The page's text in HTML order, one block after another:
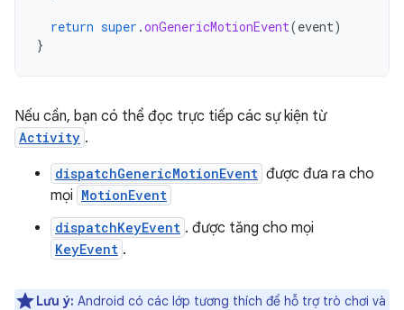
return super .onGenericMotionEvent(event)
}
Nếu cần, bạn có thể đọc trực tiếp các sự kiện từ
Activity .
dispatchGenericMotionEvent được đưa ra cho
mọi MotionEvent
dispatchKeyEvent . được tăng cho mọi
KeyEvent .
Lưu ý: Android có các lớp tương thích để hỗ trợ trò chơi và